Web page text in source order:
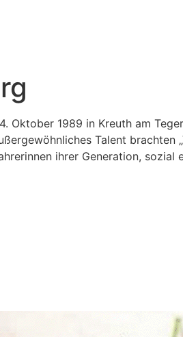
Oktober 1989 in Kreuth am
Talent brachten
ihrer Generation,